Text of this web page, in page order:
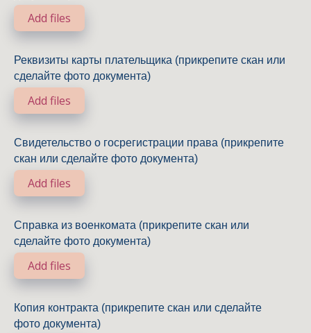
Add files
Реквизиты карты плательщика (прикрепите скан или
сделайте фото документа)
Add files
Свидетельство о госрегистрации права (прикрепите
скан или сделайте фото документа)
Add files
Справка из военкомата (прикрепите скан или
сделайте фото документа)
Add files
Копия контракта (прикрепите скан или сделайте
фото документа)